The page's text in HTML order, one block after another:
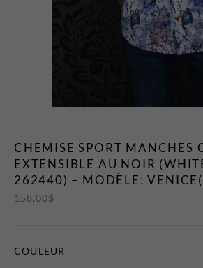
CHAUSSURES ET
Cravates et Noeuds Papillons
Gants
Pochettes
EN VEDETTE
Certificats-cadeaux
CHEMISE SPORT MANCHES
EXTENSIBLE AU NOIR
262440) – MODÈLE:
158,00$
COULEUR